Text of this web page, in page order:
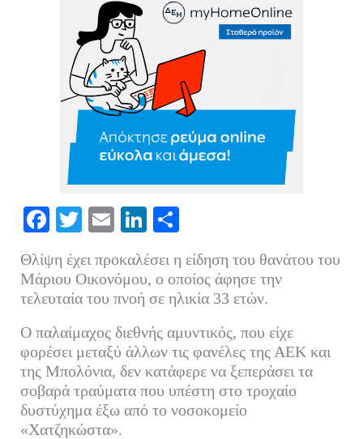
Fa
bo
ok
T
tte
r
E
ail
Li
ed
In
ρ
α
στ
εί
τε
Θλίψη έχει προκαλέσει η είδηση του θανάτου του
Μάριου Οικονόμου, ο οποίος άφησε την
τελευταία του πνοή σε ηλικία 33 ετών.
Ο παλαίμαχος διεθνής αμυντικός, που είχε
φορέσει μεταξύ άλλων τις φανέλες της ΑΕΚ και
της Μπολόνια, δεν κατάφερε να ξεπεράσει τα
σοβαρά τραύματα που υπέστη στο τροχαίο
δυστύχημα έξω από το νοσοκομείο
«Χατζηκώστα».